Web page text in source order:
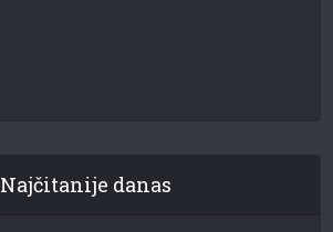
Najčitanije danas